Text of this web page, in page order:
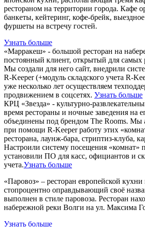
рестораном на территории города. Кафе
банкеты, кейтеринг, кофе-брейк,
фуршеты на встречу гостей.
Узнать больше
«Марракеш» - большой ресторан на
постоянный клиент, открытый для
Мы создали для него сайт, внедрили
R-Keeper (+модуль складского учета R-
уже несколько лет осуществляем
продвижением в соцсетях. Узнать больше
КРЦ «Звезда» - культурно-
время рестораны и ночные заведения на
объединены под брендом The Rooms. Мы
при помощи R-Keeper работу этих
ресторана, лаунж-бара, стриптиз-клуба,
Настроили систему посещения «комнат»
установили ПО для касс, официантов и
учета.Узнать больше
«Паровоз» – ресторан европейской
стопроцентно оправдывающий своё
выполнен в стиле паровоза. Ресторан
набережной реки Волги на ул. Максима
Узнать больше